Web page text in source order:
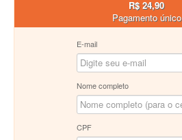
R$ 24,90
Pagamento único
E-mail
Nome completo
CPF